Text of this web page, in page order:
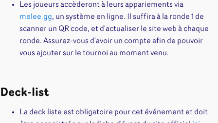
Les joueurs accèderont à leurs appariements via
melee.gg, un système en ligne. Il suffira à la ronde 1 de
scanner un QR code, et d'actualiser le site web à chaque
ronde. Assurez-vous d'avoir un compte afin de pouvoir
vous ajouter sur le tournoi au moment venu.
Deck-list
La deck liste est obligatoire pour cet événement et doit